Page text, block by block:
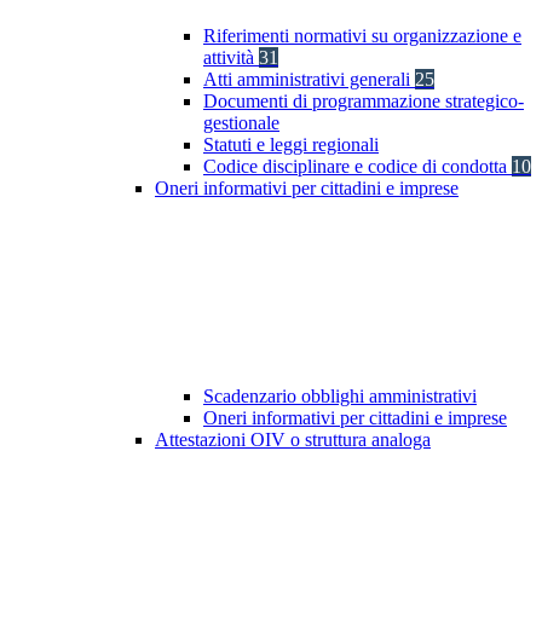
Riferimenti normativi su organizzazione e
attività 31
Atti amministrativi generali 25
Documenti di programmazione strategico-
gestionale
Statuti e leggi regionali
Codice disciplinare e codice di condotta 10
Oneri informativi per cittadini e imprese
Scadenzario obblighi amministrativi
Oneri informativi per cittadini e imprese
Attestazioni OIV o struttura analoga